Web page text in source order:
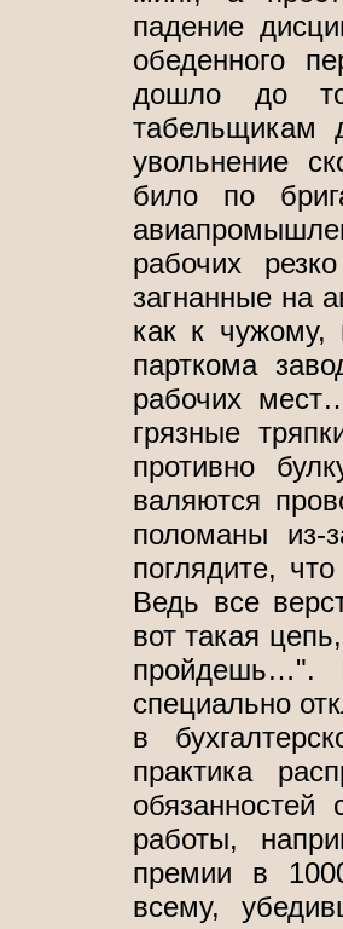
падение
обеденного
дошло до
табельщикам
увольнение
било по
рабочих
загнанные на
как к чужому,
парткома
рабочих
грязные
противно
валяются
поломаны
поглядите,
Ведь все
вот такая
пройдешь…".
специально
в
практика
обязанностей
работы,
премии в
всему,